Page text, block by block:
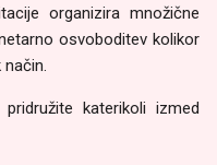
organizira množične
osvoboditev kolikor
katerikoli izmed